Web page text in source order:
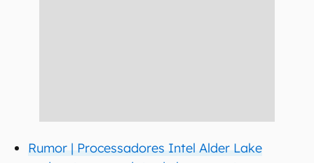
Rumor | Processadores Intel Alder Lake